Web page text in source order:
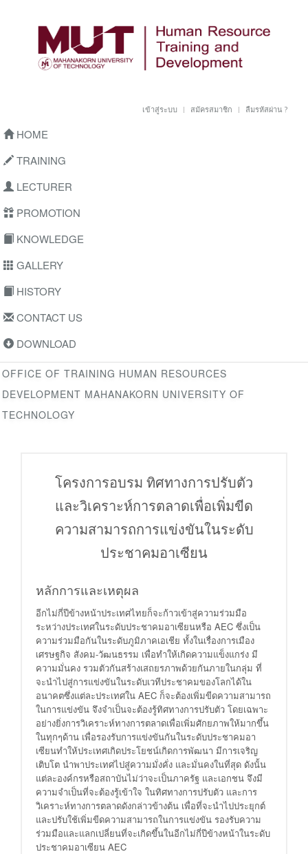
เข้าสู่ระบบ สมัครสมาชิก ลืมรหัสผ่าน ?
HOME
TRAINING
LECTURER
PROMOTION
KNOWLEDGE
GALLERY
HISTORY
CONTACT US
DOWNLOAD
OFFICE OF TRAINING HUMAN RESOURCES
DEVELOPMENT MAHANAKORN UNIVERSITY OF
TECHNOLOGY
โครงการอบรม ทิศทางการปรับตัว
และวิเคราะห์การตลาดเพื่อเพิ่มขีด
ความสามารถการแข่งขันในระดับ
ประชาคมอาเซียน
หลักการและเหตุผล
อีกไม่กี่ปีข้างหน้าประเทศไทยก็จะก้าวเข้าสู่ความร่วมมือ
ระหว่างประเทศในระดับประชาคมอาเซียนหรือ AEC ซึ่งเป็น
ความร่วมมือกันในระดับภูมิภาคเอเชีย ทั้งในเรื่องการเมือง
เศรษฐกิจ สังคม-วัฒนธรรม เพื่อทําให้เกิดความแข็งแกร่ง มี
ความมั่นคง รวมตัวกันสร้างเสถยรภาพด้วยกันภายในกลุ่ม ที่
จะนําไปสู่การแข่งขันในระดับเวทีประชาคมของโลกได้ใน
อนาคตซึ่งแต่ละประเทศใน AEC ก็จะต้องเพิ่มขีดความสามารถ
ในการแข่งขัน จึงจําเป็นจะต้องรู้ทิศทางการปรับตัว โดยเฉพาะ
อย่างยิ่งการวิเคราะห์ทางการตลาดเพื่อเพิ่มศักยภาพให้มากขึ้น
ในทุกๆด้าน เพื่อรองรับการแข่งขันกันในระดับประชาคมอา
เซียนทําให้ประเทศเกิดประโยชน์เกิดการพัฒนา มีการเจริญ
เติบโต นําพาประเทศไปสู่ความมั่งคั่ง และมั่นคงในที่สุด ดังนั้น
แต่ละองค์กรหรือสถาบันไม่ว่าจะเป็นภาครัฐ และเอกชน จึงมี
ความจําเป็นที่จะต้องรู้เข้าใจ ในทิศทางการปรับตัว และการ
วิเคราะห์ทางการตลาดดังกล่าวข้างต้น เพื่อที่จะนําไปประยุกต์
และปรับใช้เพิ่มขีดความสามารถในการแข่งขัน รองรับความ
ร่วมมือและแลกเปลี่ยนที่จะเกิดขึ้นในอีกไม่กี่ปีข้างหน้าในระดับ
ประชาคมอาเซียน AEC